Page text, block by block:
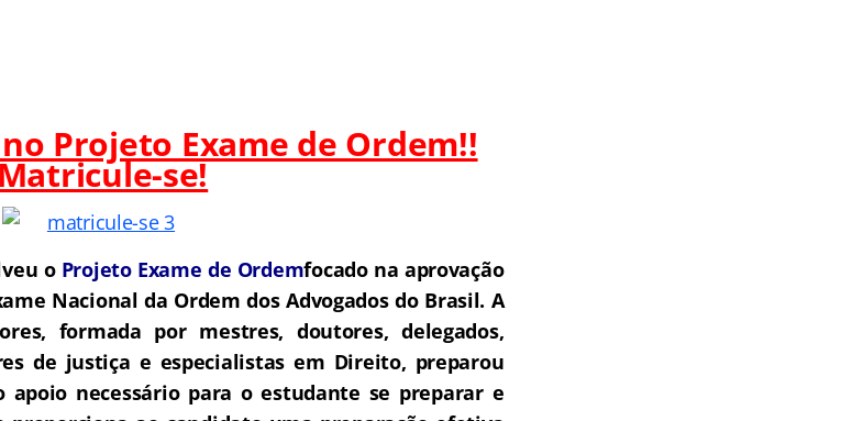
no Projeto Exame de Ordem!!
se!
o Projeto Exame de Ordemfocado na aprovação
Nacional da Ordem dos Advogados do Brasil. A
formada por mestres, doutores, delegados,
de justiça e especialistas em Direito, preparou
necessário para o estudante se preparar e